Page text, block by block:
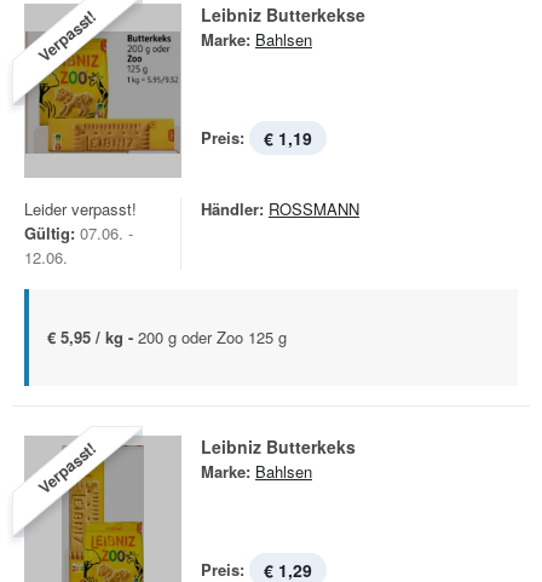
Verpasst! Leibniz Butterkekse
Marke: Bahlsen
Preis: € 1,19
Leider verpasst!
Gültig: 07.06. -
12.06.
Händler: ROSSMANN
€ 5,95 / kg - 200 g oder Zoo 125 g
Verpasst! Leibniz Butterkeks
Marke: Bahlsen
Preis: € 1,29